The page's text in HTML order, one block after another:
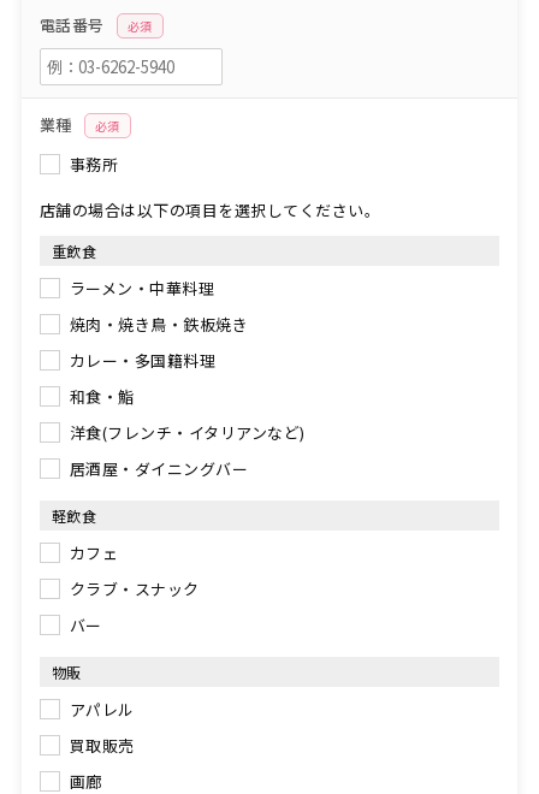
電話番号 必須
業種 必須
事務所
店舗の場合は以下の項目を選択してください。
重飲食
ラーメン・中華料理
焼肉・焼き鳥・鉄板焼き
カレー・多国籍料理
和食・鮨
洋食(フレンチ・イタリアンなど)
居酒屋・ダイニングバー
軽飲食
カフェ
クラブ・スナック
バー
物販
アパレル
買取販売
画廊